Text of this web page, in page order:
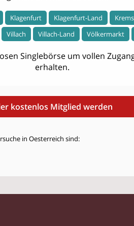
Klagenfurt Klagenfurt-Land
Villach Villach-Land Völkermarkt
Singlebörse um vollen
erhalten.
kostenlos Mitglied werden
in Oesterreich sind: